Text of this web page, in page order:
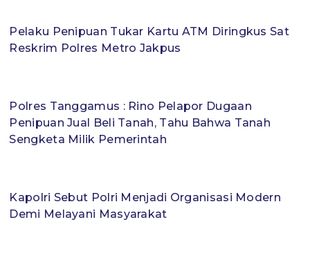
Pelaku Penipuan Tukar Kartu ATM Diringkus Sat
Reskrim Polres Metro Jakpus
Polres Tanggamus : Rino Pelapor Dugaan
Penipuan Jual Beli Tanah, Tahu Bahwa Tanah
Sengketa Milik Pemerintah
Kapolri Sebut Polri Menjadi Organisasi Modern
Demi Melayani Masyarakat